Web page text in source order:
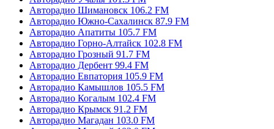
Авторадио Шимановск 106.2 FM
Авторадио Южно-Сахалинск 87.9 FM
Авторадио Апатиты 105.7 FM
Авторадио Горно-Алтайск 102.8 FM
Авторадио Грозный 91.7 FM
Авторадио Дербент 99.4 FM
Авторадио Евпатория 105.9 FM
Авторадио Камышлов 105.5 FM
Авторадио Когалым 102.4 FM
Авторадио Крымск 91.2 FM
Авторадио Магадан 103.0 FM